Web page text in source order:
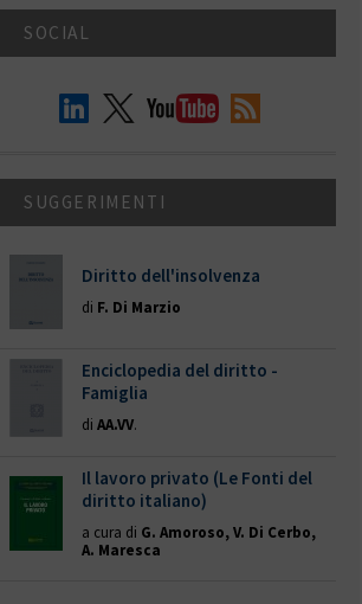
SOCIAL
SUGGERIMENTI
Diritto dell'insolvenza
di F. Di Marzio
Enciclopedia del diritto -
Famiglia
di AA.VV.
Il lavoro privato (Le Fonti del
diritto italiano)
a cura di G. Amoroso, V. Di Cerbo,
A. Maresca